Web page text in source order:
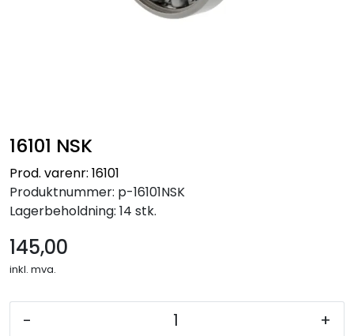
16101 NSK
Prod. varenr: 16101
Produktnummer: p-16101NSK
Lagerbeholdning: 14 stk.
145,00
inkl. mva.
- +